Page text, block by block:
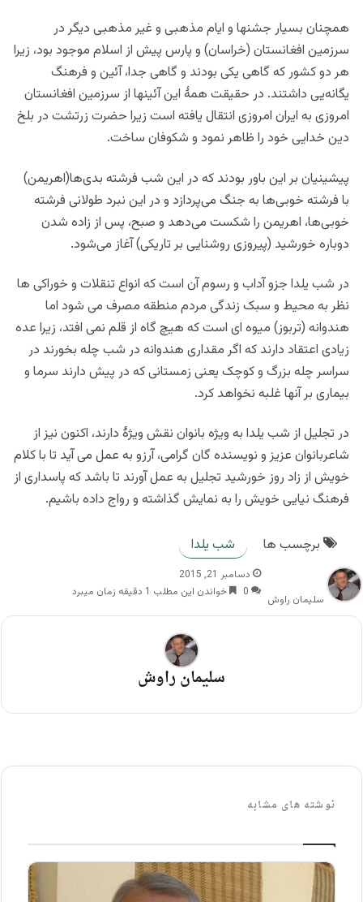
همچنان بسیار جشنها و ایام مذهبی و غیر مذهبی دیگر در
سرزمین افغانستان (خراسان) و پارس پیش از اسلام موجود بود، زیرا
هر دو کشور که گاهی یکی بودند و گاهی جدا، آئین و فرهنگ
یگانه‌یی داشتند. در حقیقت همۀ این آئینها از سرزمین افغانستان
امروزی به ایران امروزی انتقال یافته است زیرا حضرت زرتشت در بلخ
دین خدایی خود را ظاهر نمود و شکوفان ساخت.
پیشینیان بر این باور بودند که در این شب فرشته بدی‌ها‌(اهریمن)
با فرشته خوبی‌ها به جنگ می‌پردازد و در این نبرد طولانی فرشته
خوبی‌ها، اهریمن را شکست می‌دهد و صبح، پس از زاده شدن
دوباره خورشید (پیروزی روشنایی بر تاریکی) آغاز می‌شود.
در شب یلدا جزو آداب و رسوم آن است که انواع تنقلات و خوراکی ها
نظر به محیط و سبک زندگی مردم منطقه مصرف می شود اما
هندوانه (تربوز) میوه ای است که هیچ گاه از قلم نمی افتد، زیرا عده
زیادی اعتقاد دارند که اگر مقداری هندوانه در شب چله بخورند در
سراسر چله بزرگ و کوچک یعنی زمستانی که در پیش دارند سرما و
بیماری بر آنها غلبه نخواهد کرد.
در تجلیل از شب یلدا به ویژه بانوان نقش ویژۀ دارند، اکنون نیز از
شاعربانوان عزیز و نویسنده گان گرامی، آرزو به عمل می آید تا با کلام
خویش از زاد روز خورشید تجلیل به عمل آورند تا باشد که پاسداری از
فرهنگ نیایی خویش را به نمایش گذاشته و رواج داده باشیم.
برچسب ها شب یلدا
سلیمان راوش
دسامبر 21, 2015
0
خواندن این مطلب 1 دقیقه زمان میبرد
سلیمان راوش
نوشته های مشابه